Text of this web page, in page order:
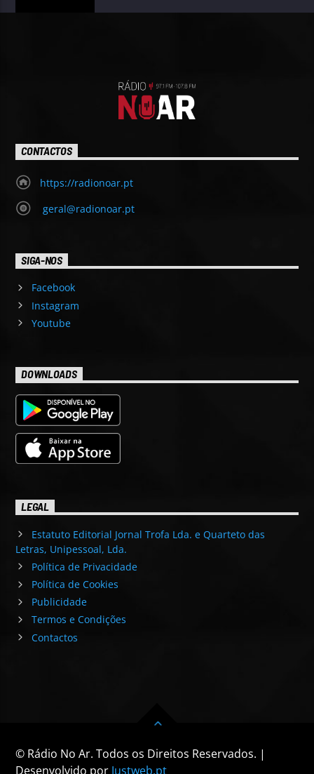
CONTACTOS
https://radionoar.pt
geral@radionoar.pt
SIGA-NOS
Facebook
Instagram
Youtube
DOWNLOADS
LEGAL
Estatuto Editorial Jornal Trofa Lda. e Quarteto das
Letras, Unipessoal, Lda.
Política de Privacidade
Política de Cookies
Publicidade
Termos e Condições
Contactos
© Rádio No Ar. Todos os Direitos Reservados. |
Desenvolvido por Justweb.pt